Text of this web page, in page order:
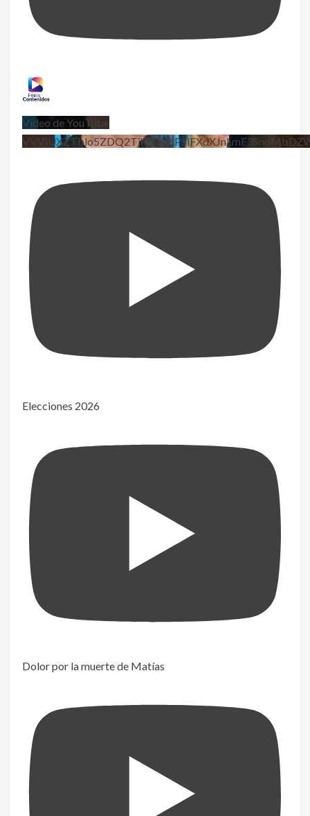
Vídeo de YouTube
Elecciones 2026
Dolor por la muerte de Matías